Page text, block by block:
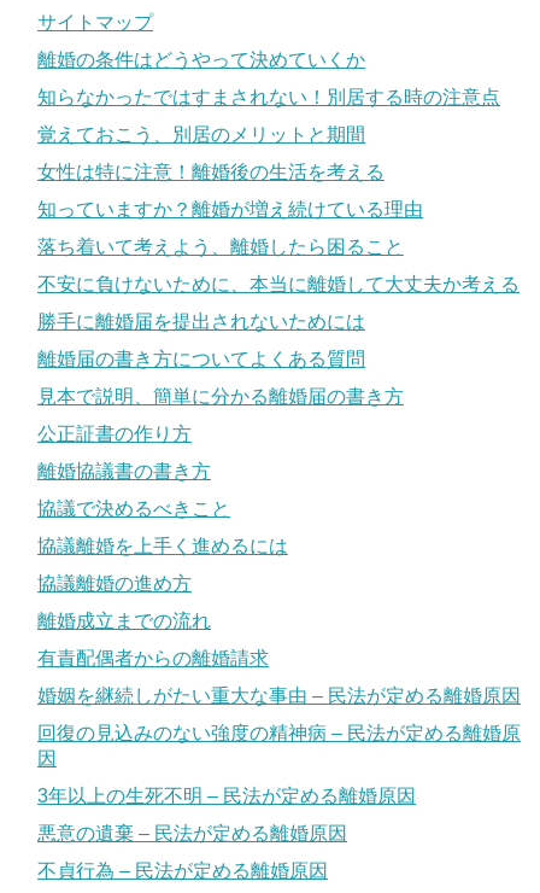
サイトマップ
離婚の条件はどうやって決めていくか
知らなかったではすまされない！別居する時の注意点
覚えておこう、別居のメリットと期間
女性は特に注意！離婚後の生活を考える
知っていますか？離婚が増え続けている理由
落ち着いて考えよう、離婚したら困ること
不安に負けないために、本当に離婚して大丈夫か考える
勝手に離婚届を提出されないためには
離婚届の書き方についてよくある質問
見本で説明、簡単に分かる離婚届の書き方
公正証書の作り方
離婚協議書の書き方
協議で決めるべきこと
協議離婚を上手く進めるには
協議離婚の進め方
離婚成立までの流れ
有責配偶者からの離婚請求
婚姻を継続しがたい重大な事由 – 民法が定める離婚原因
回復の見込みのない強度の精神病 – 民法が定める離婚原
因
3年以上の生死不明 – 民法が定める離婚原因
悪意の遺棄 – 民法が定める離婚原因
不貞行為 – 民法が定める離婚原因